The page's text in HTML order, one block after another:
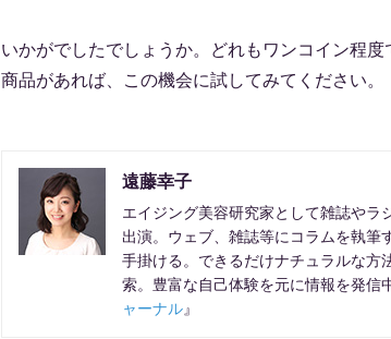
いかがでしたでしょうか。どれもワンコイン程
商品があれば、この機会に試してみてください。
遠藤幸子
エイジング美容研究家として雑誌やラ
出演。ウェブ、雑誌等にコラムを執筆
手掛ける。できるだけナチュラルな方
索。豊富な自己体験を元に情報を発信
ャーナル』